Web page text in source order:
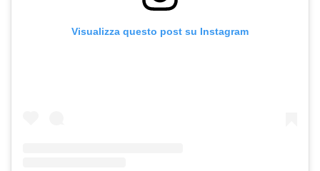
Visualizza questo post su Instagram